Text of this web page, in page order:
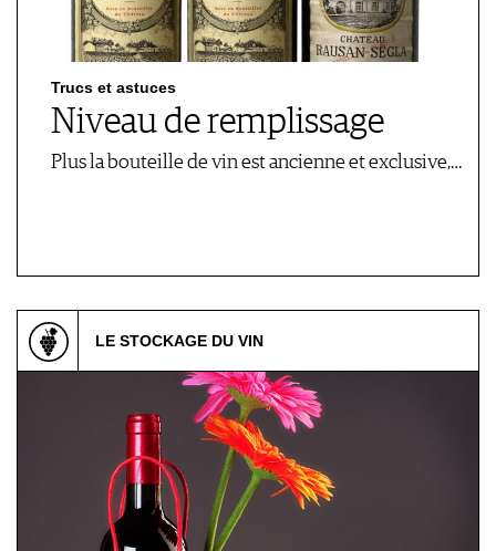
Trucs et astuces
Niveau de remplissage
Plus la bouteille de vin est ancienne et exclusive,…
LE STOCKAGE DU VIN